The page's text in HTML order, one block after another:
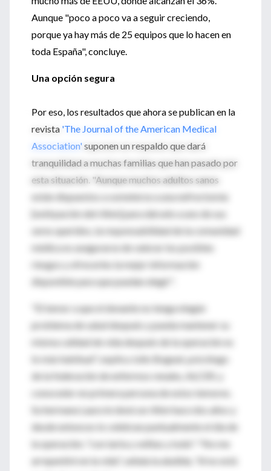
Aunque "poco a poco va a seguir creciendo,
porque ya hay más de 25 equipos que lo hacen en
toda España", concluye.
Una opción segura
Por eso, los resultados que ahora se publican en la
revista 'The Journal of the American Medical
Association'suponen un respaldo que dará
tranquilidad a muchas familias que han pasado por
esta situación. "Aunque muchos adultos sanos
están dispuestos a someterse a una nefrectomía
[extirpación del riñón] para dárselo a uno de sus
seres queridos, la responsabilidad de la comunidad
médica es asegurarse de valorar los posibles
riesgos y ofrecerles la mejor información
disponible para que puedan elegir".
"El temor a que el donante no tenga ningún
problema de salud después y pueda mantener su
misma calidad de vida después de la operación es
lo más habitual", explica Julio Bogeat, psicólogo
de la federación de enfermos renales, ALCER, y
conocedor en primera persona de estos temores.
Su hermana Laura le donó un riñón hace dos años y
desde entonces lo celebran puntualmente el día de
la operación; "con tarta y velitas y todo". "No me
arrepentiré en la vida", señala la aludida, "él no está